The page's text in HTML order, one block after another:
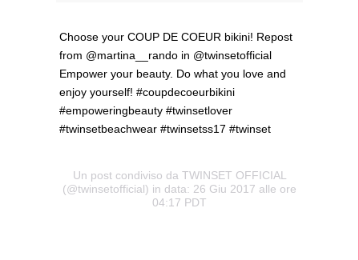
Choose your COUP DE COEUR bikini! Repost
from @martina__rando in @twinsetofficial
Empower your beauty. Do what you love and
enjoy yourself! #coupdecoeurbikini
#empoweringbeauty #twinsetlover
#twinsetbeachwear #twinsetss17 #twinset
Un post condiviso da TWINSET OFFICIAL
(@twinsetofficial) in data: 26 Giu 2017 alle ore
04:17 PDT